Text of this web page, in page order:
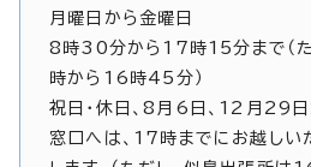
月曜日から金曜日
8時30分から17時15分まで（
時から16時45分）
祝日・休日、8月6日、12月29
窓口へは、17時までにお越しい